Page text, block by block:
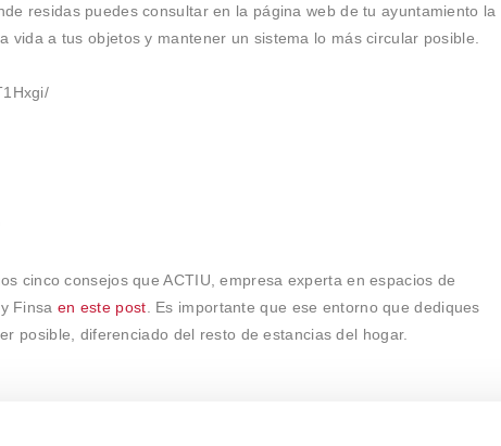
residas puedes consultar en la página web de tu ayuntamiento la
vida a tus objetos y mantener un sistema lo más circular posible.
cinco consejos que ACTIU, empresa experta en espacios de
Finsa en este post . Es importante que ese entorno que dediques
posible, diferenciado del resto de estancias del hogar.